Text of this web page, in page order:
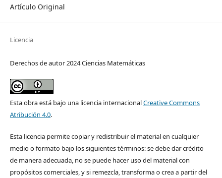
Artículo Original
Licencia
Derechos de autor 2024 Ciencias Matemáticas
Esta obra está bajo una licencia internacionalCreative Commons
Atribución 4.0.
Esta licencia permite copiar y redistribuir el material en cualquier
medio o formato bajo los siguientes términos: se debe dar crédito
de manera adecuada, no se puede hacer uso del material con
propósitos comerciales, y si remezcla, transforma o crea a partir del